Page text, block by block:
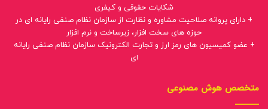
شکایات حقوقی و کیفری
+ دارای پروانه صلاحیت مشاوره و نظارت از سازمان نظام صنفی رایانه ای در
حوزه های سخت افزار، زیرساخت و نرم افزار
+ عضو کمیسیون های رمز ارز و تجارت الکترونیک سازمان نظام صنفی رایانه
ای
متخصص هوش مصنوعی